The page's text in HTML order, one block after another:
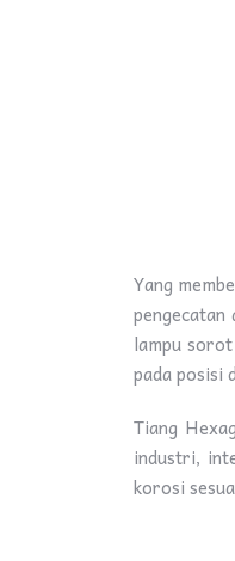
Yang
pengecatan
lampu
pada posisi
Tiang
industri,
korosi